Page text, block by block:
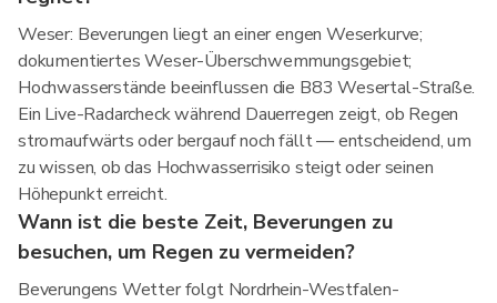
Weser: Beverungen liegt an einer engen Weserkurve;
dokumentiertes Weser-Überschwemmungsgebiet;
Hochwasserstände beeinflussen die B83 Wesertal-Straße.
Ein Live-Radarcheck während Dauerregen zeigt, ob Regen
stromaufwärts oder bergauf noch fällt — entscheidend, um
zu wissen, ob das Hochwasserrisiko steigt oder seinen
Höhepunkt erreicht.
Wann ist die beste Zeit, Beverungen zu
besuchen, um Regen zu vermeiden?
Beverungens Wetter folgt Nordrhein-Westfalen-